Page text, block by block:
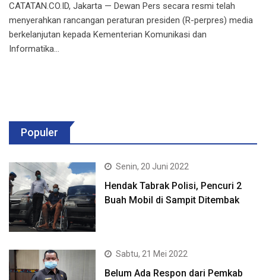
CATATAN.CO.ID, Jakarta — Dewan Pers secara resmi telah
menyerahkan rancangan peraturan presiden (R-perpres) media
berkelanjutan kepada Kementerian Komunikasi dan
Informatika…
Populer
Senin, 20 Juni 2022
Hendak Tabrak Polisi, Pencuri 2
Buah Mobil di Sampit Ditembak
Sabtu, 21 Mei 2022
Belum Ada Respon dari Pemkab